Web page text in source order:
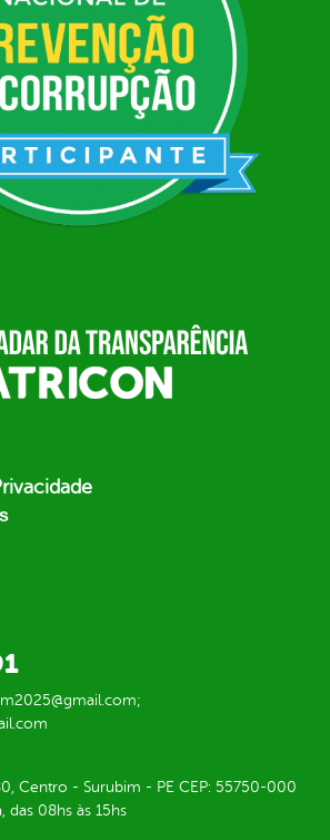
Centro - Surubim - PE CEP: 55750-000
das 08hs às 15hs